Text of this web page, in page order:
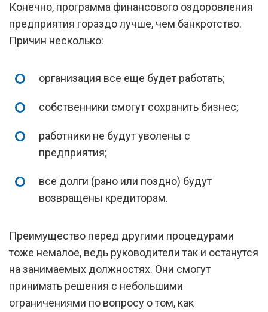
Конечно, программа финансового оздоровления
предприятия гораздо лучше, чем банкротство.
Причин несколько:
организация все еще будет работать;
собственники смогут сохранить бизнес;
работники не будут уволены с
предприятия;
все долги (рано или поздно) будут
возвращены кредиторам.
Преимущество перед другими процедурами
тоже немалое, ведь руководители так и останутся
на занимаемых должностях. Они смогут
принимать решения с небольшими
ограничениями по вопросу о том, как